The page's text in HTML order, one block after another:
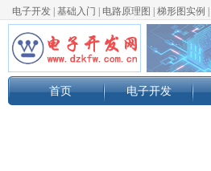
电子开发 基础入门 电路原理图 梯形图实例
首页 电子开发